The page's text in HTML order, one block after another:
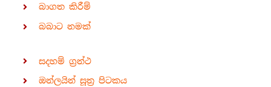
බාගත කිරීම්
බබාට නමක්
සදහම් ග්‍රන්ථ
ඔන්ලයින් සූත්‍ර පිටකය